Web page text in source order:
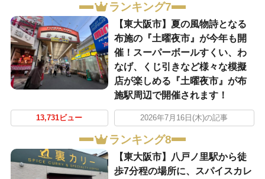
ランキング7
【東大阪市】夏の風物詩となる
布施の『土曜夜市』が今年も開
催！スーパーボールすくい、わ
なげ、くじ引きなど様々な模擬
店が楽しめる『土曜夜市』が布
施駅周辺で開催されます！
13,731ビュー 2026年7月16日(木)の記事
ランキング8
【東大阪市】八戸ノ里駅から徒
歩7分程の場所に、スパイスカレ